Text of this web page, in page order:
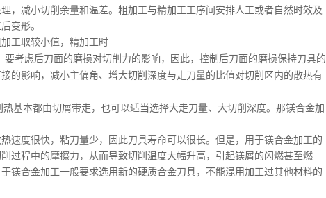
，减小切削余量和温差。粗加工与精加工工序间安排人工或者自然时效及
变形。
加工取较小值，精加工时
要考虑后刀面的磨损对切削力的影响，因此，控制后刀面的磨损保持刀具的
的影响，减小主偏角、增大切削深度与走刀量的比值对切削区内的散热有
基本都由切屑带走，也可以适当选择大走刀量、大切削深度。那镁合金加
速度很快，粘刀量少，因此刀具寿命可以很长。但是，用于镁合金加工的
过程中的摩擦力，从而导致切削温度大幅升高，引起镁屑的闪燃甚至燃
镁合金加工一般要求选用新的硬质合金刀具，不能混用加工过其他材料的